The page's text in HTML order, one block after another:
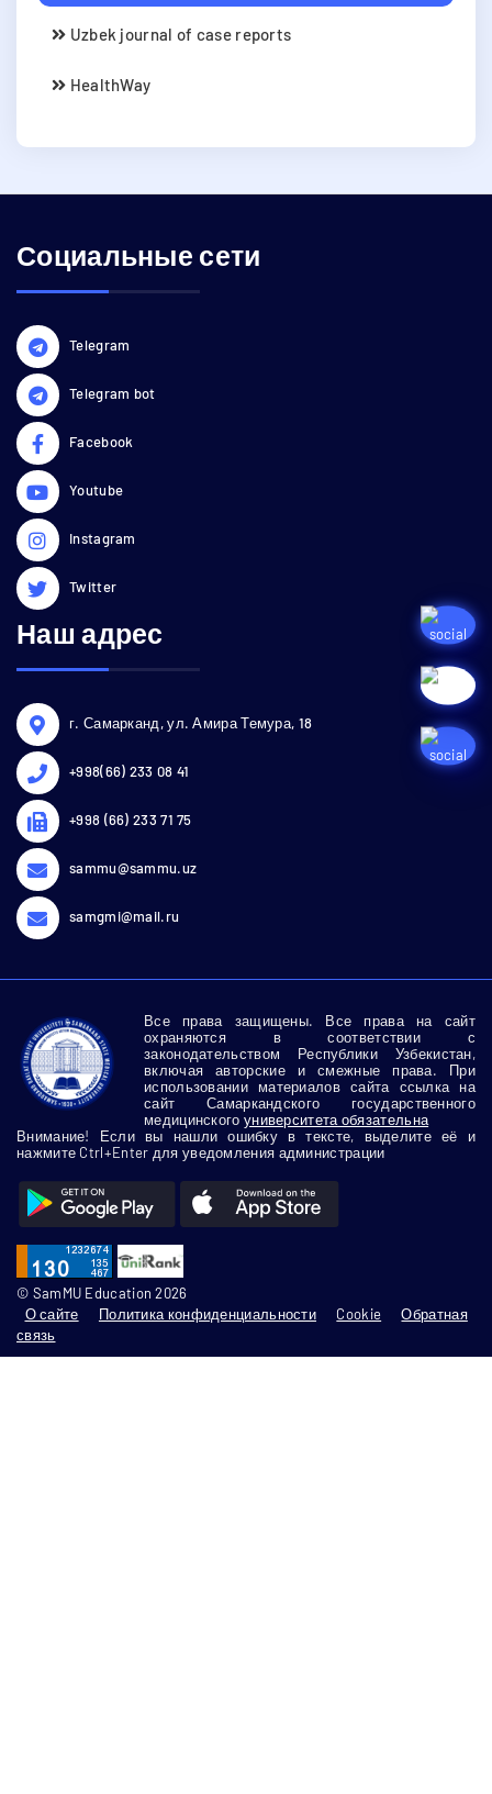
Uzbek journal of case reports
HealthWay
Социальные сети
Telegram
Telegram bot
Facebook
Youtube
Instagram
Twitter
Наш адрес
г. Самарканд, ул. Амира Темура, 18
+998(66) 233 08 41
+998 (66) 233 71 75
sammu@sammu.uz
samgmi@mail.ru
Все права защищены. Все права на сайт
охраняются в соответствии с
законодательством Республики Узбекистан,
включая авторские и смежные права. При
использовании материалов сайта ссылка на
сайт Самаркандского государственного
медицинского университета обязательна
Внимание! Если вы нашли ошибку в тексте, выделите её и
нажмите Ctrl+Enter для уведомления администрации
© SamMU Education 2026
О сайте
Политика конфиденциальности Cookie
Обратная
связь